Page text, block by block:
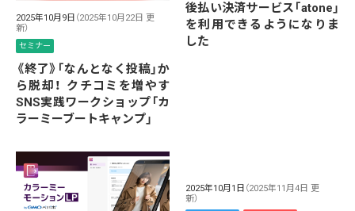
2025年10月9日 （2025年10月22日 更
新）
セミナー
《終了》「なんとなく投稿」か
ら脱却！ クチコミを増やす
SNS実践ワークショップ「カ
ラーミーブートキャンプ」
後払い決済サービス「atone」
を利用できるようになりま
した
2025年10月1日 （2025年11月4日 更
新）